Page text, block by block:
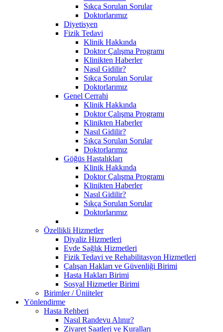
Sıkça Sorulan Sorular
Doktorlarımız
Diyetisyen
Fizik Tedavi
Klinik Hakkında
Doktor Çalışma Programı
Klinikten Haberler
Nasıl Gidilir?
Sıkça Sorulan Sorular
Doktorlarımız
Genel Cerrahi
Klinik Hakkında
Doktor Çalışma Programı
Klinikten Haberler
Nasıl Gidilir?
Sıkça Sorulan Sorular
Doktorlarımız
Göğüs Hastalıkları
Klinik Hakkında
Doktor Çalışma Programı
Klinikten Haberler
Nasıl Gidilir?
Sıkça Sorulan Sorular
Doktorlarımız
Özellikli Hizmetler
Diyaliz Hizmetleri
Evde Sağlık Hizmetleri
Fizik Tedavi ve Rehabilitasyon Hizmetleri
Çalışan Hakları ve Güvenliği Birimi
Hasta Hakları Birimi
Sosyal Hizmetler Birimi
Birimler / Üniiteler
Yönlendirme
Hasta Rehberi
Nasıl Randevu Alınır?
Ziyaret Saatleri ve Kuralları